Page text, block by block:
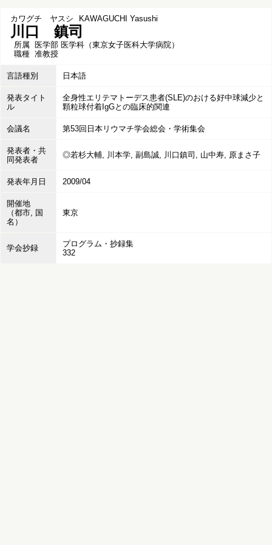
カワグチ ヤスシ KAWAGUCHI Yasushi
川口 鎮司
所属 医学部 医学科（東京女子医科大学病院）
職種 准教授
言語種別 日本語
発表タイト
ル
全身性エリテマトーデス患者(SLE)のおける好中球減少と
顆粒球付着IgGとの臨床的関連
会議名 第53回日本リウマチ学会総会・学術集会
発表者・共
同発表者
◎若杉大輔, 川本学, 副島誠, 川口鎮司, 山中寿, 原まさ子
発表年月日 2009/04
開催地
（都市, 国
名）
東京
学会抄録
プログラム・抄録集
332